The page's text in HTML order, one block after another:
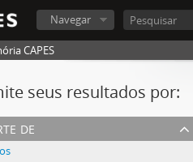
Navegar
CAPES
seus resultados por:
de